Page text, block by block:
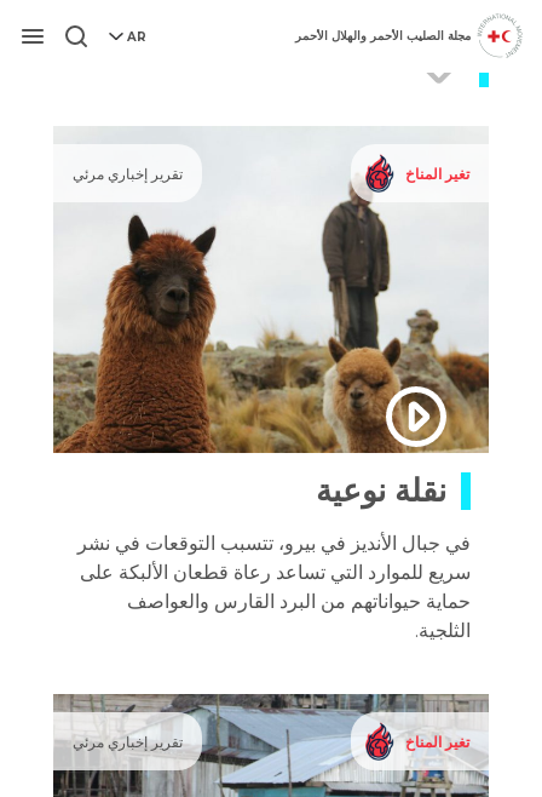
مجلة الصليب الأحمر والهلال الأحمر AR
تغير المناخ تقرير إخباري مرئي
نقلة نوعية
في جبال الأنديز في بيرو، تتسبب التوقعات في نشر
سريع للموارد التي تساعد رعاة قطعان الألبكة على
حماية حيواناتهم من البرد القارس والعواصف
الثلجية.
تغير المناخ تقرير إخباري مرئي